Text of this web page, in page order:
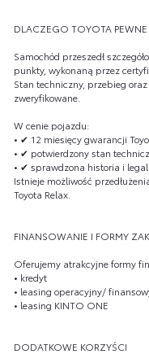
DLACZEGO TOYOTA
Samochód przeszedł
punkty, wykonaną przez
Stan techniczny, przebieg
zweryfikowane.
W cenie pojazdu:
• ✔ 12 miesięcy gwarancji
• ✔ potwierdzony stan
• ✔ sprawdzona historia i
Istnieje możliwość
Toyota Relax.
FINANSOWANIE I FORMY
Oferujemy atrakcyjne formy
• kredyt
• leasing operacyjny/
• leasing KINTO ONE
DODATKOWE KORZYŚCI